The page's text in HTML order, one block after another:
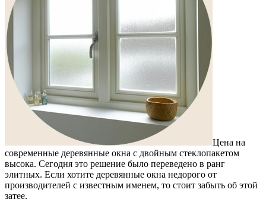
Цена на
современные деревянные окна с двойным стеклопакетом
высока. Сегодня это решение было переведено в ранг
элитных. Если хотите деревянные окна недорого от
производителей с известным именем, то стоит забыть об этой
затее.